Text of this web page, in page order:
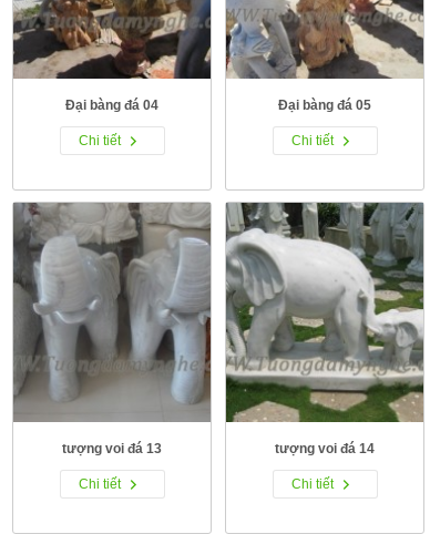
Đại bàng đá 04
Chi tiết
Đại bàng đá 05
Chi tiết
tượng voi đá 13
Chi tiết
tượng voi đá 14
Chi tiết